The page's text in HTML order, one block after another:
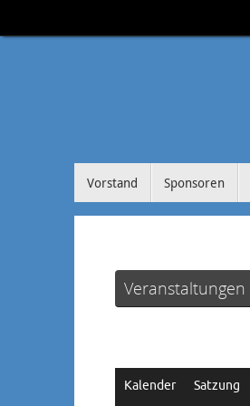
Inhalt
Inhalt
Vorstand Sponsoren
Veranstaltungen
Kalender Satzung